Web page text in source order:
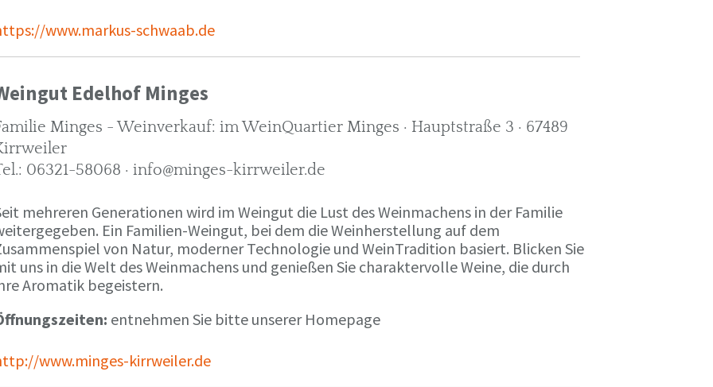
www.markus-schwaab.de
Edelhof Minges
Minges - Weinverkauf: im WeinQuartier Minges · Hauptstraße 3 · 67489
06321-58068 · info@minges-kirrweiler.de
mehreren Generationen wird im Weingut die Lust des Weinmachens in der Familie
Ein Familien-Weingut, bei dem die Weinherstellung auf dem
von Natur, moderner Technologie und WeinTradition basiert. Blicken Sie
uns in die Welt des Weinmachens und genießen Sie charaktervolle Weine, die durch
Aromatik begeistern.
entnehmen Sie bitte unserer Homepage
www.minges-kirrweiler.de